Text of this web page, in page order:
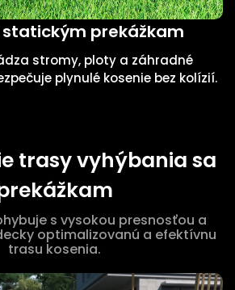
prekážkam
stromy, ploty a záhradné
plynulé kosenie bez kolízií.
trasy vyhýbania sa
s vysokou presnosťou a
optimalizovanú a efektívnu
trasu kosenia.